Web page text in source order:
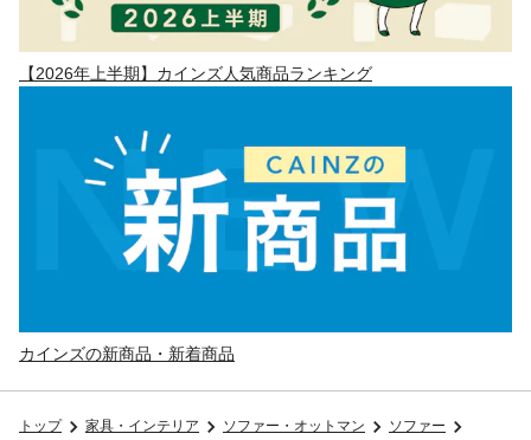
【2026年上半期】カインズ人気商品ランキング
カインズの新商品・新着商品
トップ 家具・インテリア ソファー・オットマン
ソファー